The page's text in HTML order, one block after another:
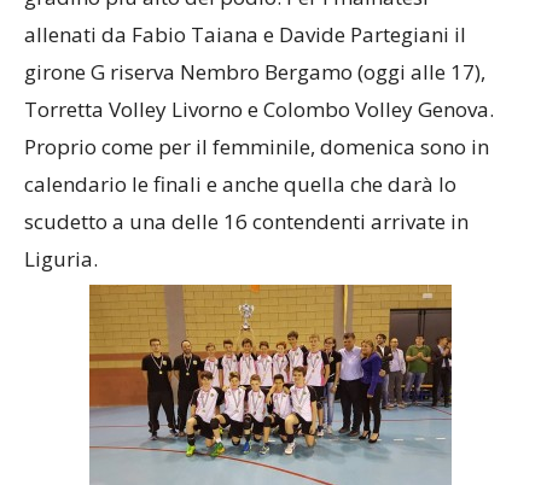
allenati da Fabio Taiana e Davide Partegiani il
girone G riserva Nembro Bergamo (oggi alle 17),
Torretta Volley Livorno e Colombo Volley Genova.
Proprio come per il femminile, domenica sono in
calendario le finali e anche quella che darà lo
scudetto a una delle 16 contendenti arrivate in
Liguria.